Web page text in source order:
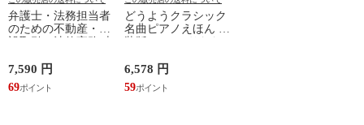
弁護士・法務担当者
のための不動産・建
開発、設計・監理、
建設請負 第２版 /富
田裕 小里佳嵩
7,590 円
69
どうようクラシック
名曲ピアノえほん 新
ワシマミワコ
6,578 円
59